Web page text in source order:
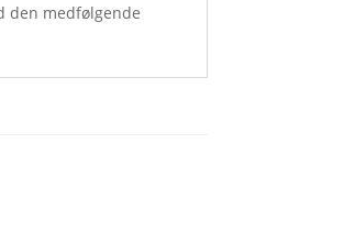
den medfølgende